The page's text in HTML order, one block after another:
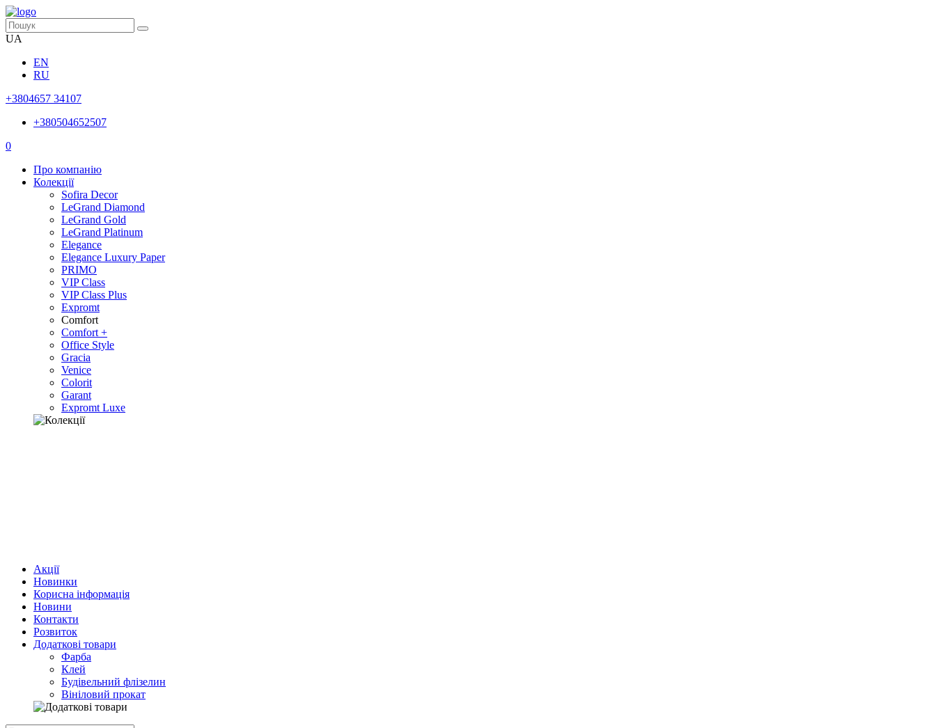
UA
EN
RU
+3804657 34107
+380504652507
0
Про компанію
Колекції
Sofira Decor
LeGrand Diamond
LeGrand Gold
LeGrand Platinum
Elegance
Elegance Luxury Paper
PRIMO
VIP Class
VIP Class Plus
Expromt
Comfort
Comfort +
Office Style
Gracia
Venice
Colorit
Garant
Expromt Luxe
Акції
Новинки
Корисна інформація
Новини
Контакти
Розвиток
Додаткові товари
Фарба
Клей
Будівельний флізелин
Вініловий прокат